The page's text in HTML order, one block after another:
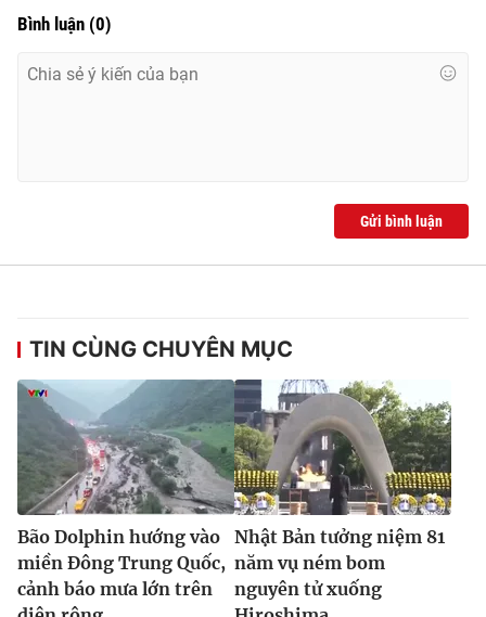
Email: toasoan@vtv.vn
® Cấm sao chép dưới mọi hình thức nếu không có sự chấp
thuận bằng văn bản. Ghi rõ nguồn VTV.vn khi phát hành lại
thông tin từ website này.
Bình luận (0)
Gửi bình luận
TIN CÙNG CHUYÊN MỤC
Bão Dolphin hướng vào
miền Đông Trung Quốc,
cảnh báo mưa lớn trên
Nhật Bản tưởng niệm 81
năm vụ ném bom
nguyên tử xuống